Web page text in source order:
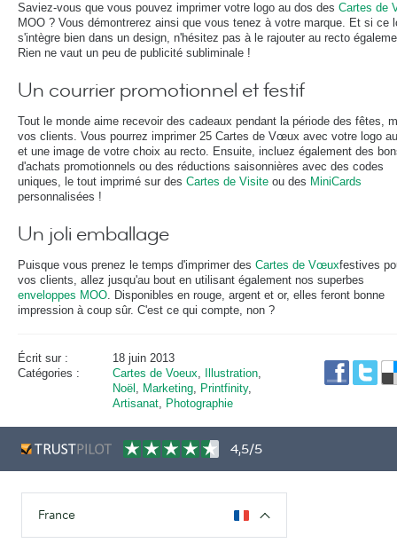
Saviez-vous que vous pouvez imprimer votre logo au dos des Cartes de
MOO ? Vous démontrerez ainsi que vous tenez à votre marque. Et si ce
s'intègre bien dans un design, n'hésitez pas à le rajouter au recto
Rien ne vaut un peu de publicité subliminale !
Un courrier promotionnel et festif
Tout le monde aime recevoir des cadeaux pendant la période des fêtes,
vos clients. Vous pourrez imprimer 25 Cartes de Vœux avec votre logo
et une image de votre choix au recto. Ensuite, incluez également des
d'achats promotionnels ou des réductions saisonnières avec des codes
uniques, le tout imprimé sur des Cartes de Visite ou des MiniCards
personnalisées !
Un joli emballage
Puisque vous prenez le temps d'imprimer des Cartes de Vœuxfestives
vos clients, allez jusqu'au bout en utilisant également nos superbes
enveloppes MOO. Disponibles en rouge, argent et or, elles feront bonne
impression à coup sûr. C'est ce qui compte, non ?
Écrit sur :
18 juin 2013
Catégories :
Cartes de Voeux, Illustration,
Noël , Marketing, Printfinity,
Artisanat, Photographie
4,5/5
France